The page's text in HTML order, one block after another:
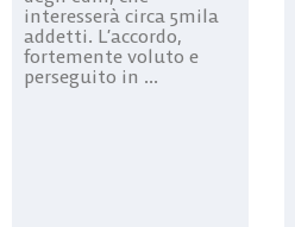
interesserà circa 5mila
addetti. L’accordo,
fortemente voluto e
perseguito in ...